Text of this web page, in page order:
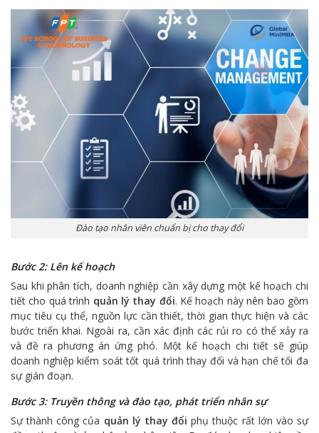
Đào tạo nhân viên chuẩn bị cho thay đổi
Bước 2: Lên kế hoạch
Sau khi phân tích, doanh nghiệp cần xây dựng một kế hoạch chi
tiết cho quá trình quản lý thay đổi. Kế hoạch này nên bao gồm
mục tiêu cụ thể, nguồn lực cần thiết, thời gian thực hiện và các
bước triển khai. Ngoài ra, cần xác định các rủi ro có thể xảy ra
và đề ra phương án ứng phó. Một kế hoạch chi tiết sẽ giúp
doanh nghiệp kiểm soát tốt quá trình thay đổi và hạn chế tối đa
sự gián đoạn.
Bước 3: Truyền thông và đào tạo, phát triển nhân sự
Sự thành công của quản lý thay đổi phụ thuộc rất lớn vào sự